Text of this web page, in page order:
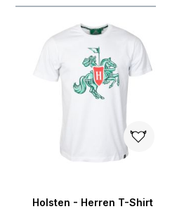
Holsten - Herren T-Shirt